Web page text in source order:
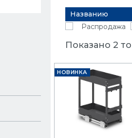
Названию
Распродажа
Показано 2
НОВИНКА